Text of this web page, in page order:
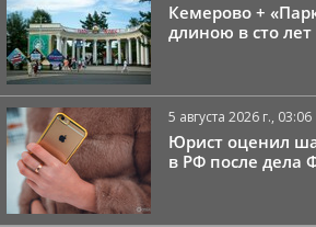
Кемерово +
длиною в сто лет
5 августа 2026 г., 03:06
Юрист оценил
в РФ после дела